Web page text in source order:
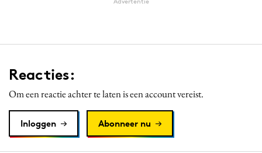
Reacties:
Om een reactie achter te laten is een account vereist.
Inloggen Abonneer nu